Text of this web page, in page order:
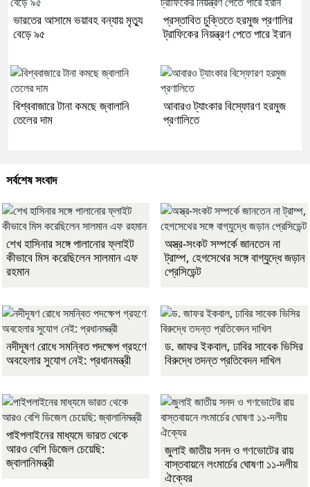
ভারতের আসামে ভয়াবহ বন্যায় মৃত্যু
বেড়ে ৯৫
প্রস্তাবিত চুক্তিতে হরমুজ প্রণালির
ট্রাফিকের নিয়ন্ত্রণ পেতে পারে ইরান
বিশ্ববাজারে টানা কমছে জ্বালানি
তেলের দাম
আবারও ট্যাংকার বিস্ফোরণ হরমুজ
প্রণালিতে
সর্বশেষ সংবাদ
শেখ হাসিনার সঙ্গে পালানোর ফ্লাইট
কীভাবে মিস করেছিলেন সালমান এফ
রহমান
অস্ত্র-সংকট সম্পর্কে জানতেন না
ট্রাম্প, হেগসেথের সঙ্গে বাগ্‌যুদ্ধে জড়ান
প্রেসিডেন্ট
নদীদূষণ রোধে সমন্বিত পদক্ষেপ গ্রহণে
অবহেলার সুযোগ নেই: প্রধানমন্ত্রী
ড. জাফর ইকবাল, ঢাবির সাবেক ভিসির
বিরুদ্ধে তদন্ত প্রতিবেদন দাখিল
পাইপলাইনের মাধ্যমে ভারত থেকে
আরও বেশি ডিজেল চেয়েছি:
জ্বালানিমন্ত্রী
জুলাই জাতীয় সনদ ও গণভোটের রায়
বাস্তবায়নে লংমার্চের ঘোষণা ১১-দলীয়
ঐক্যের